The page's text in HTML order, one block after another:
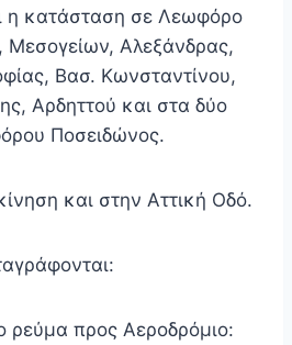
η κατάσταση σε Λεωφόρο
Μεσογείων, Αλεξάνδρας,
Βασ. Κωνσταντίνου,
Αρδηττού και στα δύο
Ποσειδώνος.
και στην Αττική Οδό.
ρεύμα προς Αεροδρόμιο: